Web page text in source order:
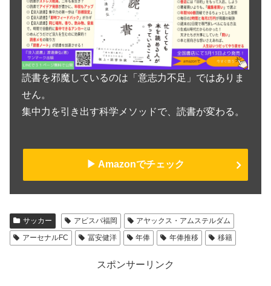
読書を邪魔しているのは「意志力不足」ではありま
せん。
集中力を引き出す科学メソッドで、読書が変わる。
▶︎ Amazonでチェック
サッカー アビスパ福岡
アヤックス・アムステルダム
アーセナルFC
冨安健洋 年俸 年俸推移 移籍
スポンサーリンク